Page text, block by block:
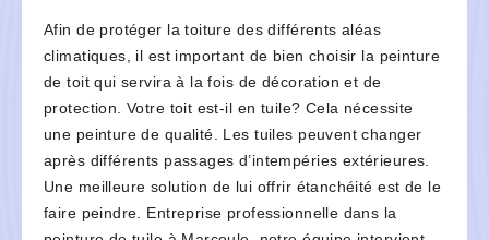
Afin de protéger la toiture des différents aléas
climatiques, il est important de bien choisir la peinture
de toit qui servira à la fois de décoration et de
protection. Votre toit est-il en tuile? Cela nécessite
une peinture de qualité. Les tuiles peuvent changer
après différents passages d’intempéries extérieures.
Une meilleure solution de lui offrir étanchéité est de le
faire peindre. Entreprise professionnelle dans la